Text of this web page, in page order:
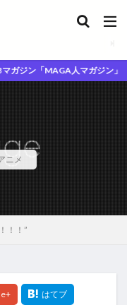
MAGA人マガジン」
ニメ
！！”